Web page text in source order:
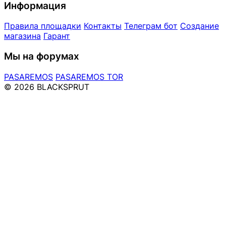
Информация
Правила площадки Контакты Телеграм бот Создание
магазина Гарант
Мы на форумах
PASAREMOS PASAREMOS TOR
© 2026 BLACKSPRUT